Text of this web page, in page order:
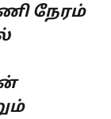
நேரம்